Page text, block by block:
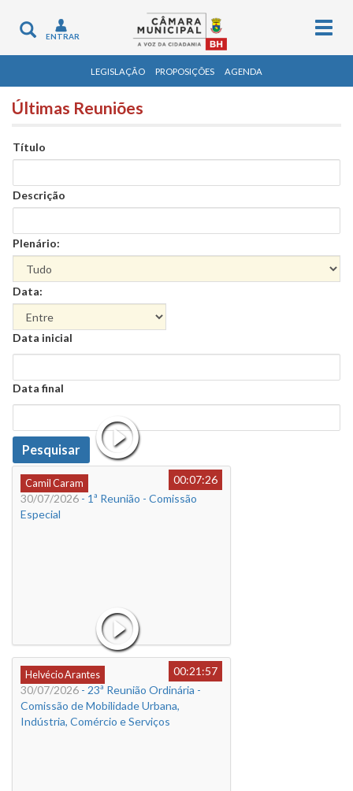
Toggle
navigation
ENTRAR
LEGISLAÇÃO PROPOSIÇÕES AGENDA
Últimas Reuniões
Título
Descrição
Plenário:
Data:
Data
Data inicial
Data
Data final
Data
Pesquisar
Camil Caram
00:07:26
30/07/2026 - 1ª Reunião - Comissão
Especial
Helvécio Arantes
00:21:57
30/07/2026 - 23ª Reunião Ordinária -
Comissão de Mobilidade Urbana,
Indústria, Comércio e Serviços